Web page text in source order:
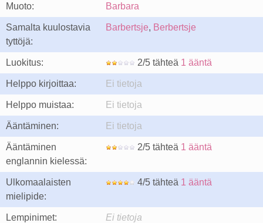
Muoto: Barbara
Samalta kuulostavia
tyttöjä:
Barbertsje, Berbertsje
Luokitus: 2/5 tähteä 1 ääntä
Helppo kirjoittaa: Ei tietoja
Helppo muistaa: Ei tietoja
Ääntäminen: Ei tietoja
Ääntäminen
englannin kielessä:
2/5 tähteä 1 ääntä
Ulkomaalaisten
mielipide:
4/5 tähteä 1 ääntä
Lempinimet: Ei tietoja